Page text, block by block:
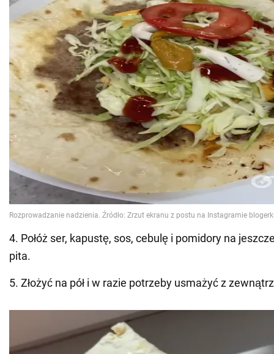
4. Połóż ser, kapustę, sos, cebulę i pomidory na
pita.
5. Złożyć na pół i w razie potrzeby usmażyć z